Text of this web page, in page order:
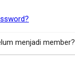
menjadi member?